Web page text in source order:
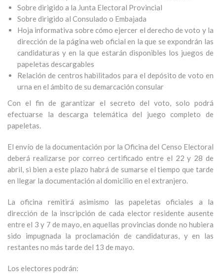
Sobre dirigido a la Junta Electoral Provincial
Sobre dirigido al Consulado o Embajada
Hoja informativa sobre cómo ejercer el derecho de voto y la
dirección de la página web oficial en la que se expondrán las
candidaturas y en la que estarán disponibles los juegos de
papeletas descargables
Relación de centros habilitados para el depósito de voto en
urna en el ámbito de su demarcación consular
Con el fin de garantizar el secreto del voto, solo podrá
efectuarse la descarga telemática del juego completo de
papeletas.
El envío de la documentación por la Oficina del Censo Electoral
deberá realizarse por correo certificado entre el 22 y 28 de
abril, si bien a este plazo habrá de sumarse el tiempo que tarde
en llegar la documentación al domicilio en el extranjero.
La oficina remitirá asimismo las papeletas oficiales a la
dirección de la inscripción de cada elector residente ausente
entre el 3 y 7 de mayo, en aquellas provincias donde no hubiera
sido impugnada la proclamación de candidaturas, y en las
restantes no más tarde del 13 de mayo.
Los electores podrán: